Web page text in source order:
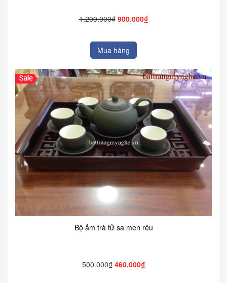
1.200.000₫ 900.000₫
Mua hàng
Bộ ấm trà tử sa men rêu
500.000₫ 460.000₫